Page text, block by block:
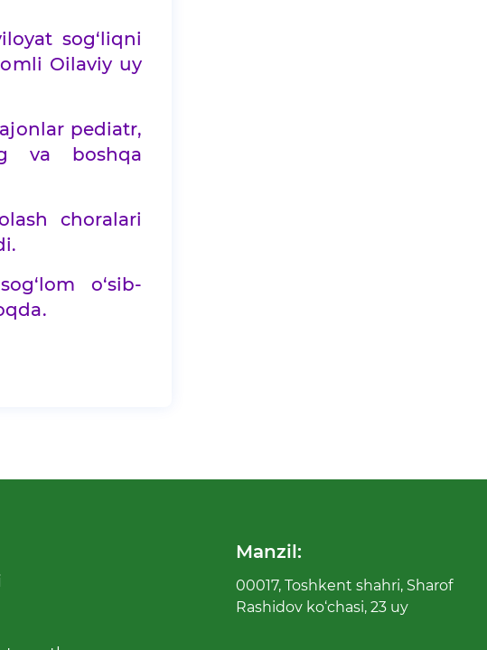
sog‘liqni
Oilaviy uy
pediatr,
va boshqa
choralari
o‘sib-
Manzil:
00017, Toshkent shahri, Sharof
Rashidov ko‘chasi, 23 uy